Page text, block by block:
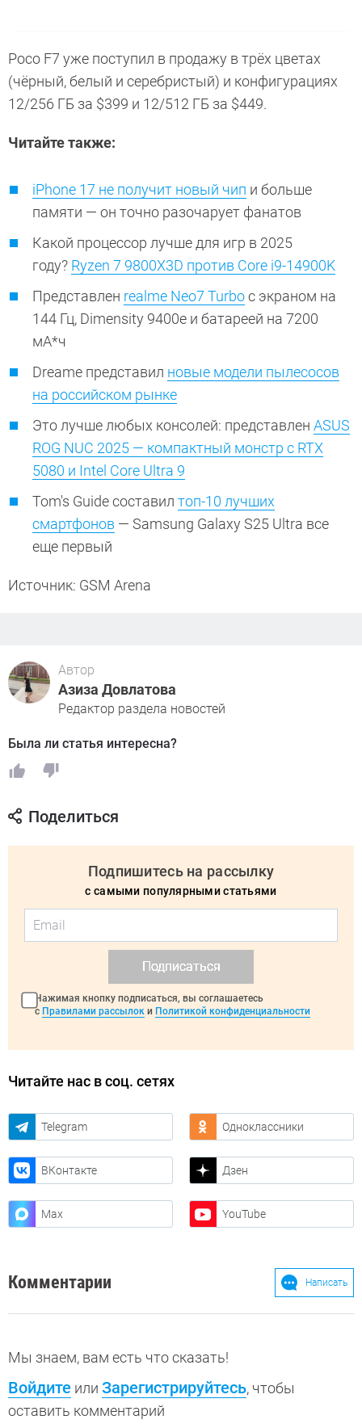
Poco F7 уже поступил в продажу в трёх цветах
(чёрный, белый и серебристый) и конфигурациях
12/256 ГБ за $399 и 12/512 ГБ за $449.
Читайте также:
iPhone 17 не получит новый чип и больше
памяти — он точно разочарует фанатов
Какой процессор лучше для игр в 2025
году? Ryzen 7 9800X3D против Core i9-14900K
Представлен realme Neo7 Turboс экраном на
144 Гц, Dimensity 9400e и батареей на 7200
мА*ч
Dreame представил новые модели пылесосов
на российском рынке
Это лучше любых консолей: представлен ASUS
ROG NUC 2025 — компактный монстр с RTX
5080 и Intel Core Ultra 9
Tom's Guide составил топ-10 лучших
смартфонов — Samsung Galaxy S25 Ultra все
еще первый
Источник: GSM Arena
Автор
Азиза Довлатова
Редактор раздела новостей
Была ли статья интересна?
Поделиться
Подпишитесь на рассылку
с самыми популярными статьями
Подписаться
Нажимая кнопку подписаться, вы соглашаетесь
с Правилами рассылок и Политикой конфиденциальности
Читайте нас в соц. сетях
Telegram Одноклассники
ВКонтакте Дзен
Max YouTube
Комментарии Написать
Мы знаем, вам есть что сказать!
Войдите или Зарегистрируйтесь, чтобы
оставить комментарий